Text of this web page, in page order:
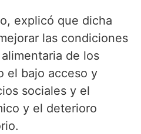
explicó que dicha
las condiciones
de los
el bajo acceso y
sociales y el
y el deterioro